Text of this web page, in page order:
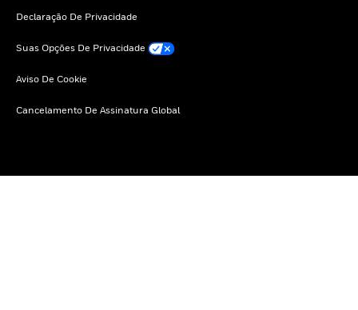
Declaração De Privacidade
Suas Opções De Privacidade
Aviso De Cookie
Cancelamento De Assinatura Global